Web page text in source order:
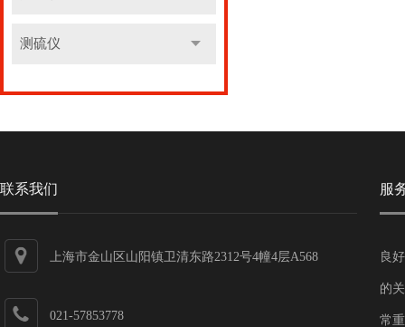
测硫仪
联系我们
上海市金山区山阳镇卫清东路2312号4幢4层A568
021-57853778
服
良
的
常